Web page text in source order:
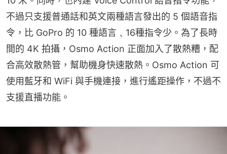
不過只支援普通話和英文兩種語言發出的 5 個語音指
令，比 GoPro 的 10 種語言﹑16種指令少。為了長時
間的 4K 拍攝，Osmo Action 正面加入了散熱糟，配
合高效散熱管，幫助機身快速散熱。Osmo Action 可
使用藍牙和 WiFi 與手機連接，進行遙距操作，不過不
支援直播功能。